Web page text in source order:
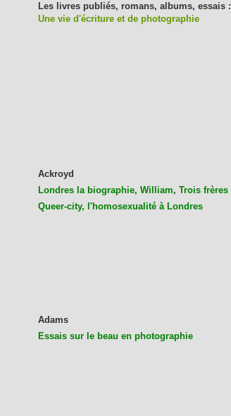
Les livres publiés, romans, albums, essais :
Une vie d'écriture et de photographie
Ackroyd
Londres la biographie, William, Trois frères
Queer-city, l'homosexualité à Londres
Adams
Essais sur le beau en photographie